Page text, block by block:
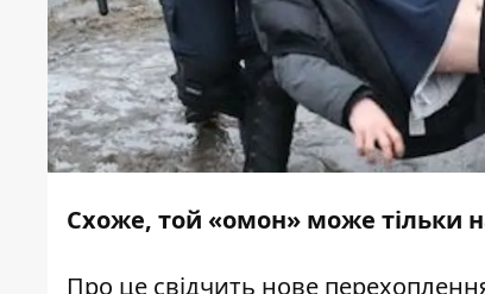
Схоже, той «омон» може тільки
Про це свідчить нове